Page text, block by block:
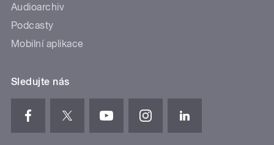
Audioarchiv
Podcasty
Mobilní aplikace
Sledujte nás